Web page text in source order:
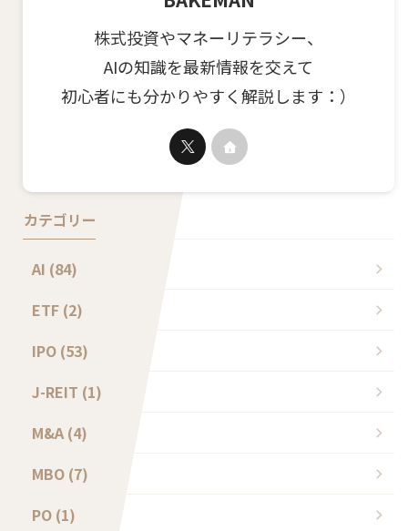
株式投資やマネーリテラシー、
AIの知識を最新情報を交えて
初心者にも分かりやすく解説します：）
カテゴリー
AI (84)
ETF (2)
IPO (53)
J-REIT (1)
M&A (4)
MBO (7)
PO (1)